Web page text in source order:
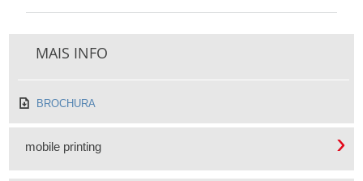
MAIS INFO
BROCHURA
mobile printing